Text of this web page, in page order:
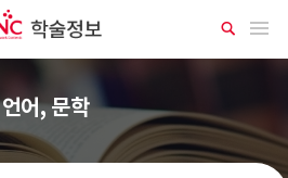
메뉴 열기
상
세
언어, 문학